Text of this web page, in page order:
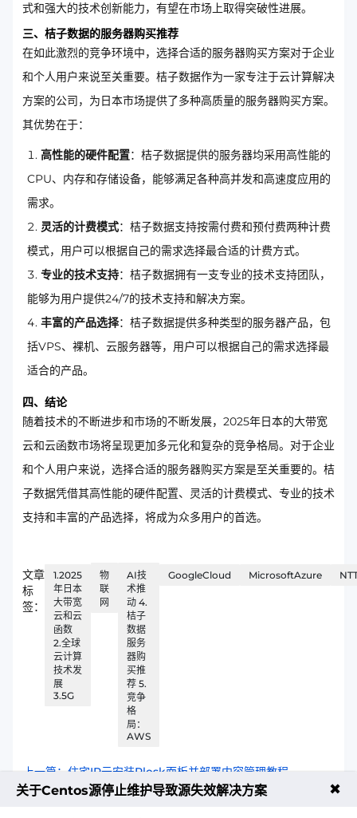
式和强大的技术创新能力，有望在市场上取得突破性进展。
三、桔子数据的服务器购买推荐
在如此激烈的竞争环境中，选择合适的服务器购买方案对于企业
和个人用户来说至关重要。桔子数据作为一家专注于云计算解决
方案的公司，为日本市场提供了多种高质量的服务器购买方案。
其优势在于：
高性能的硬件配置：桔子数据提供的服务器均采用高性能的
CPU、内存和存储设备，能够满足各种高并发和高速度应用的
需求。
灵活的计费模式：桔子数据支持按需付费和预付费两种计费
模式，用户可以根据自己的需求选择最合适的计费方式。
专业的技术支持：桔子数据拥有一支专业的技术支持团队，
能够为用户提供24/7的技术支持和解决方案。
丰富的产品选择：桔子数据提供多种类型的服务器产品，包
括VPS、裸机、云服务器等，用户可以根据自己的需求选择最
适合的产品。
四、结论
随着技术的不断进步和市场的不断发展，2025年日本的大带宽
云和云函数市场将呈现更加多元化和复杂的竞争格局。对于企业
和个人用户来说，选择合适的服务器购买方案是至关重要的。桔
子数据凭借其高性能的硬件配置、灵活的计费模式、专业的技术
支持和丰富的产品选择，将成为众多用户的首选。
文章
标
签：
1.2025
年日本
大带宽
云和云
函数
2.全球
云计算
技术发
展
3.5G
物
联
网
AI技
术推
动 4.
桔子
数据
服务
器购
买推
荐 5.
竞争
格
局：
AWS
GoogleCloud MicrosoftAzure
上一篇：住宅IP云安装Plesk面板并部署内容管理教程
关于Centos源停止维护导致源失效解决方案 ✖